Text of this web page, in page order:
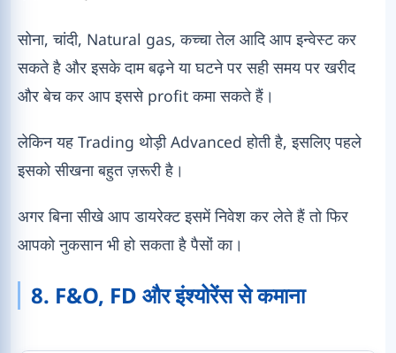
सोना, चांदी, Natural gas, कच्चा तेल आदि आप इन्वेस्ट कर
सकते है और इसके दाम बढ़ने या घटने पर सही समय पर खरीद
और बेच कर आप इससे profit कमा सकते हैं।
लेकिन यह Trading थोड़ी Advanced होती है, इसलिए पहले
इसको सीखना बहुत ज़रूरी है।
अगर बिना सीखे आप डायरेक्ट इसमें निवेश कर लेते हैं तो फिर
आपको नुकसान भी हो सकता है पैसों का।
8. F&O, FD और इंश्योरेंस से कमाना